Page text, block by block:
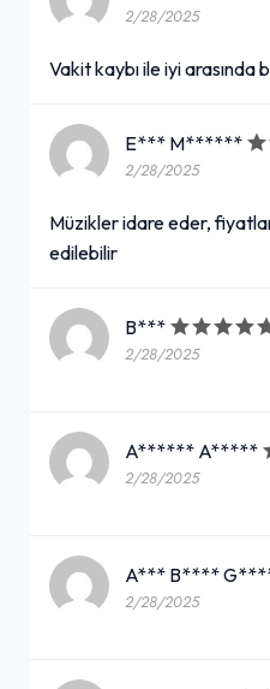
2/28/2025
Vakit kaybı ile iyi arasında
E*** M******
2/28/2025
Müzikler idare eder,
edilebilir
B***
2/28/2025
A****** A*****
2/28/2025
A*** B****
2/28/2025